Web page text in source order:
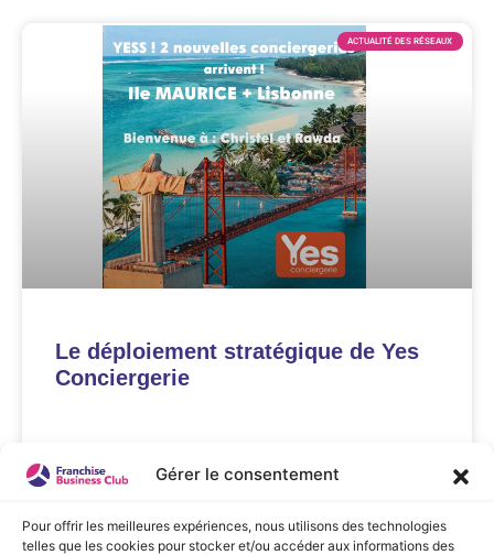
Gérer le consentement
Pour offrir les meilleures expériences, nous utilisons des technologies
telles que les cookies pour stocker et/ou accéder aux informations des
ACTUALITÉ DES RÉSEAUX
Le déploiement stratégique de Yes
Conciergerie